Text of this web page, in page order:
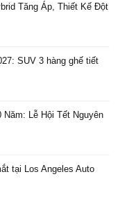
Tăng Áp, Thiết Kế Đột
SUV 3 hàng ghế tiết
Năm: Lễ Hội Tết Nguyên
tại Los Angeles Auto